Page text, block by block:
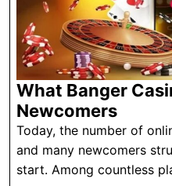
What Banger
NewcomersWhat
Offers
Today, the number of
and many newcomers
start. Among countless